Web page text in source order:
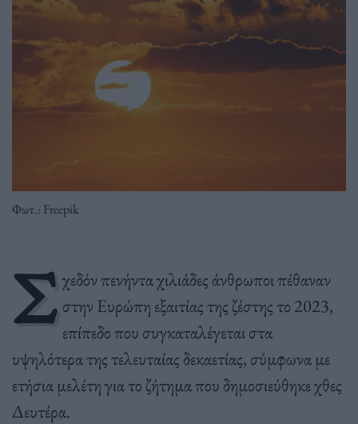
Φωτ.: Freepik
Σ χεδόν πενήντα χιλιάδες άνθρωποι πέθαναν
στην Ευρώπη εξαιτίας της ζέστης το 2023,
επίπεδο που συγκαταλέγεται στα
υψηλότερα της τελευταίας δεκαετίας, σύμφωνα με
ετήσια μελέτη για το ζήτημα που δημοσιεύθηκε χθες
Δευτέρα.